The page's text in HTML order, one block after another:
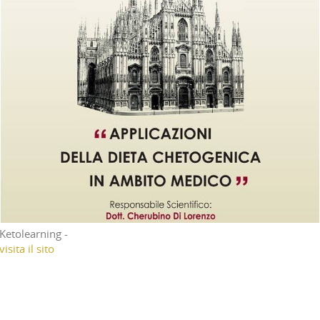
Ketolearning -
visita il sito